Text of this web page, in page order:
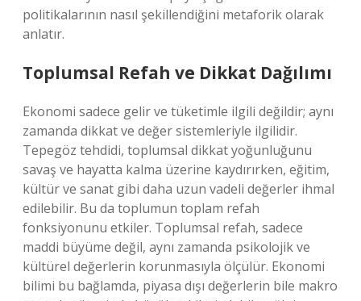
politikalarının nasıl şekillendiğini metaforik olarak
anlatır.
Toplumsal Refah ve Dikkat Dağılımı
Ekonomi sadece gelir ve tüketimle ilgili değildir; aynı
zamanda dikkat ve değer sistemleriyle ilgilidir.
Tepegöz tehdidi, toplumsal dikkat yoğunluğunu
savaş ve hayatta kalma üzerine kaydırırken, eğitim,
kültür ve sanat gibi daha uzun vadeli değerler ihmal
edilebilir. Bu da toplumun toplam refah
fonksiyonunu etkiler. Toplumsal refah, sadece
maddi büyüme değil, aynı zamanda psikolojik ve
kültürel değerlerin korunmasıyla ölçülür. Ekonomi
bilimi bu bağlamda, piyasa dışı değerlerin bile makro